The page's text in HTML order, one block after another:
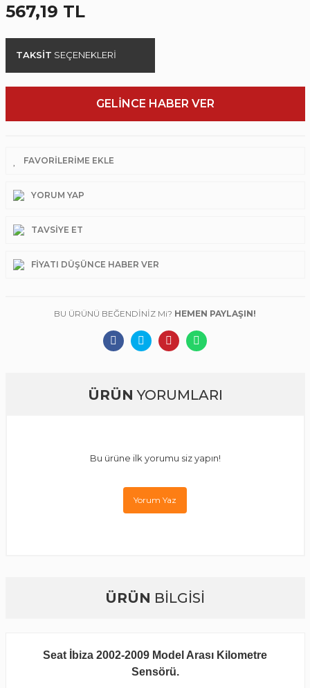
567,19 TL
TAKSİT SEÇENEKLERİ
GELİNCE HABER VER
YORUM YAP
TAVSIYE ET
FIYATI DÜŞÜNCE HABER VER
BU ÜRÜNÜ BEĞENDİNİZ Mi? HEMEN PAYLAŞIN!
ÜRÜN YORUMLARI
Bu ürüne ilk yorumu siz yapın!
Yorum Yaz
ÜRÜN BİLGİSİ
Seat İbiza 2002-2009 Model Arası Kilometre
Sensörü.